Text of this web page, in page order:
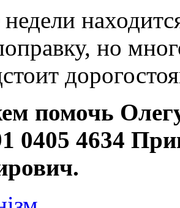
но
помочь
0405 4634